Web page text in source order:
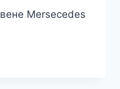
Mersecedes